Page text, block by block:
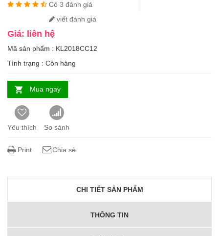
Có 3 đánh giá
viết đánh giá
Giá: liên hệ
Mã sản phẩm : KL2018CC12
Tình trạng : Còn hàng
Mua ngay
Yêu thích So sánh
Print Chia sẻ
CHI TIẾT SẢN PHẨM
THÔNG TIN